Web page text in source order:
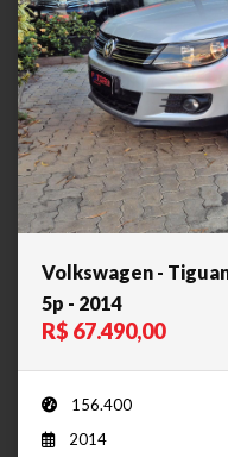
Volkswagen -
5p - 2014
R$ 67.490,00
156.400
2014